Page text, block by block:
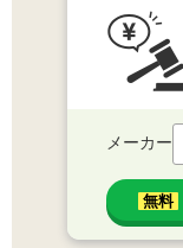
メーカー
無料